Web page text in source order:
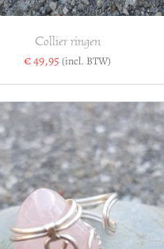
Collier ringen
€49,95 (incl. BTW)